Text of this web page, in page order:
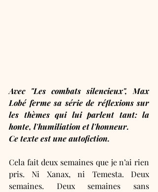
Avec "Les combats silencieux", Max
Lobé ferme sa série de réflexions sur
les thèmes qui lui parlent tant: la
honte, l'humiliation et l'honneur.
Ce texte est une autofiction.
Cela fait deux semaines que je n’ai rien
pris. Ni Xanax, ni Temesta. Deux
semaines. Deux semaines sans